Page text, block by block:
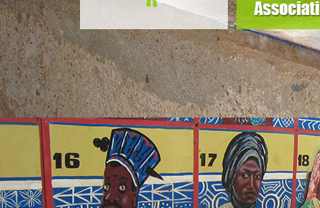
slider4